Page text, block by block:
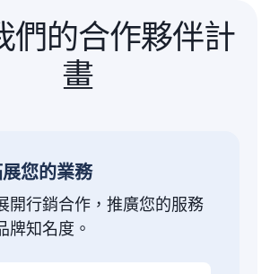
們的合作夥伴計
畫
您的業務
開行銷合作，推廣您的服務
牌知名度。